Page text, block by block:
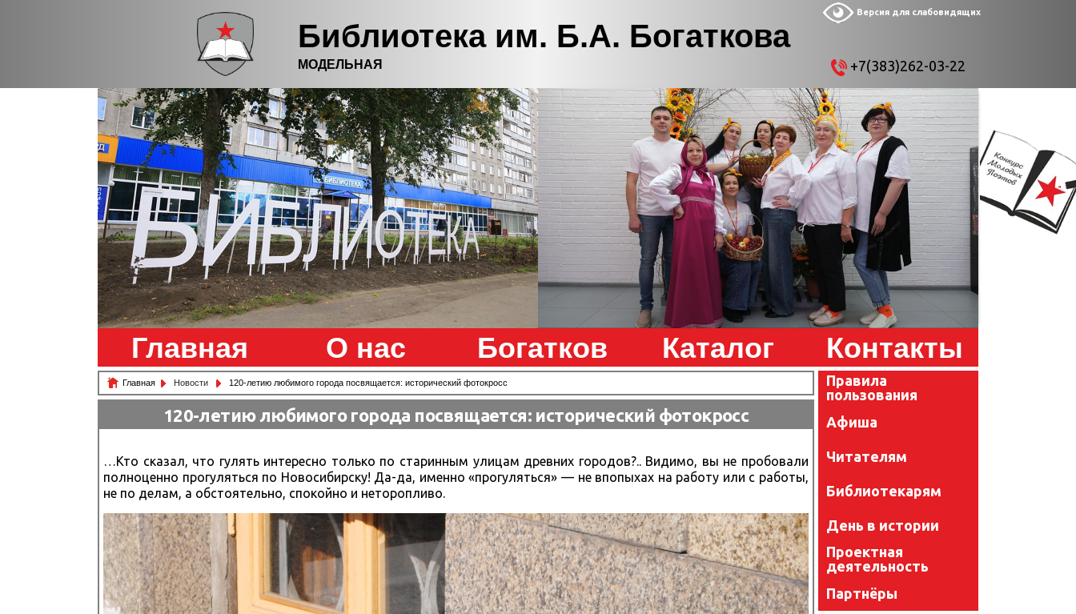
Библиотека им. Б.А. Богаткова
МОДЕЛЬНАЯ
Версия для слабовидящих
+7(383)262-03-22
Главная О нас Богатков Каталог Контакты
Главная Новости 120-летию любимого города посвящается: исторический фотокросс
120-летию любимого города посвящается: исторический фотокросс
…Кто сказал, что гулять интересно только по старинным улицам древних городов?.. Видимо, вы не пробовали
полноценно прогуляться по Новосибирску! Да-да, именно «прогуляться» — не впопыхах на работу или с работы,
не по делам, а обстоятельно, спокойно и неторопливо.
Правила
пользования
Афиша
Читателям
Библиотекарям
День в истории
Проектная
деятельность
Партнёры